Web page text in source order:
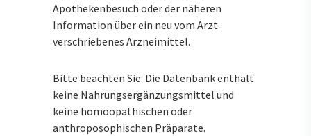
Apothekenbesuch oder der näheren
Information über ein neu vom Arzt
verschriebenes Arzneimittel.
Bitte beachten Sie: Die Datenbank enthält
keine Nahrungsergänzungsmittel und
keine homöopathischen oder
anthroposophischen Präparate.